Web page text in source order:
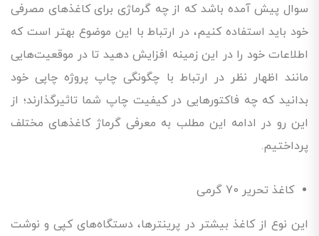
سوال پیش آمده باشد که از چه گرماژی برای کاغذهای مصرفی
خود باید استفاده کنیم، در ارتباط با این موضوع بهتر است که
اطلاعات خود را در این زمینه افزایش دهید تا در موقعیت‌هایی
مانند اظهار نظر در ارتباط با چگونگی چاپ پروژه چاپی خود
بدانید که چه فاکتورهایی در کیفیت چاپ شما تاثیرگذارند؛ از
این رو در ادامه این مطلب به معرفی گرماژ کاغذهای مختلف
پرداختیم.
کاغذ تحریر 70 گرمی
این نوع از کاغذ بیشتر در پرینترها، دستگاه‌های کپی و نوشت